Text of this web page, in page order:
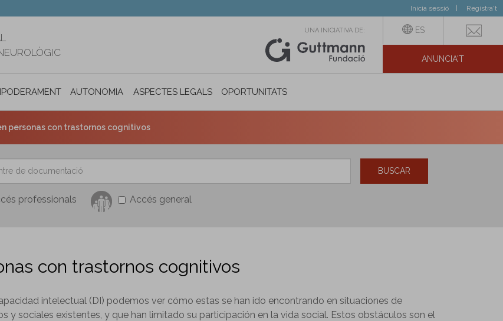
Inicia sessió Registra't
UNA INICIATIVA DE: ES
ANUNCIA'T
AUTONOMIA PERSONAL I INCLUSIÓ SOCIAL
ASPECTES LEGALS OPORTUNITATS
personas con trastornos cognitivos
professionals Accés general
BUSCAR
con trastornos cognitivos
intelectual (DI) podemos ver cómo estas se han ido encontrando en situaciones de
y sociales existentes, y que han limitado su participación en la vida social. Estos obstáculos son el